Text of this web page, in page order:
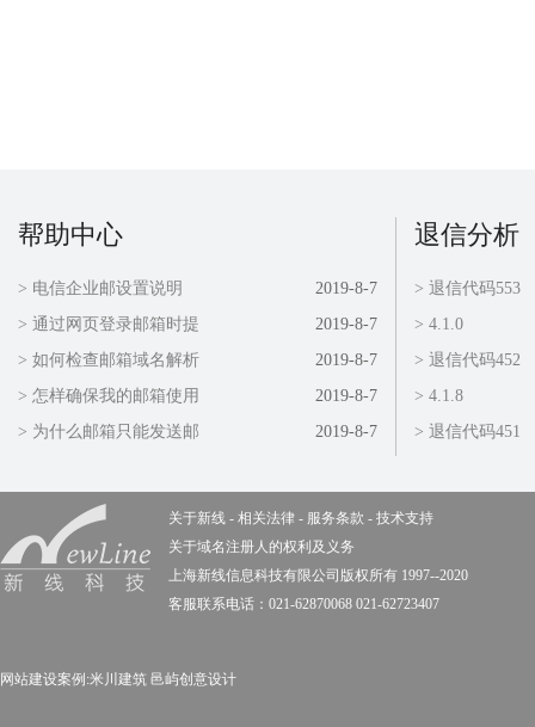
帮助中心
2019-8-7
> 电信企业邮设置说明
2019-8-7
> 通过网页登录邮箱时提
2019-8-7
> 如何检查邮箱域名解析
2019-8-7
> 怎样确保我的邮箱使用
2019-8-7
> 为什么邮箱只能发送邮
退信分析
> 退信代码553
> 4.1.0
> 退信代码452
> 4.1.8
> 退信代码451
关于新线 - 相关法律 - 服务条款 - 技术支持
关于域名注册人的权利及义务
上海新线信息科技有限公司版权所有 1997--2020
客服联系电话：021-62870068 021-62723407
网站建设案例:米川建筑 邑屿创意设计